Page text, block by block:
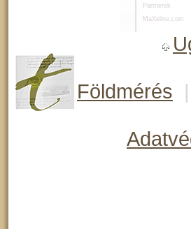
Partnerek
MaXeline.com
Földmérés
|